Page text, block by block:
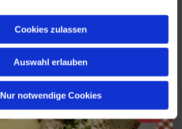
Cookies zulassen
Auswahl erlauben
Nur notwendige Cookies